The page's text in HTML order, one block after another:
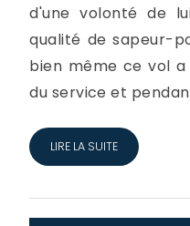
d'une volonté de
qualité de sapeur-
bien même ce vol
du service et
LIRE LA SUITE